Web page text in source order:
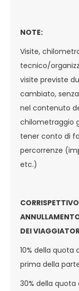
NOTE:
Visite,
tecnico/
visite previste
cambiato,
nel contenuto
chilometraggio
tener conto di
percorrenze
etc.)
DEI
10% della
prima della
30% della